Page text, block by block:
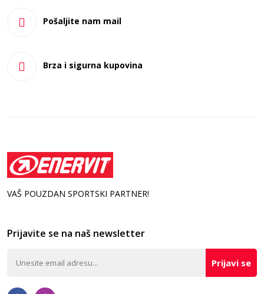
Zemlja porekla: Italija
Pošaljite nam mail
Brza i sigurna kupovina
VAŠ POUZDAN SPORTSKI PARTNER!
Prijavite se na naš newsletter
Prijavi se